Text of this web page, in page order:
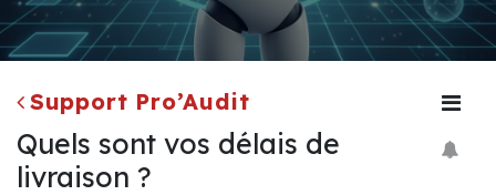
Support Pro’Audit
Quels sont vos délais de
livraison ?